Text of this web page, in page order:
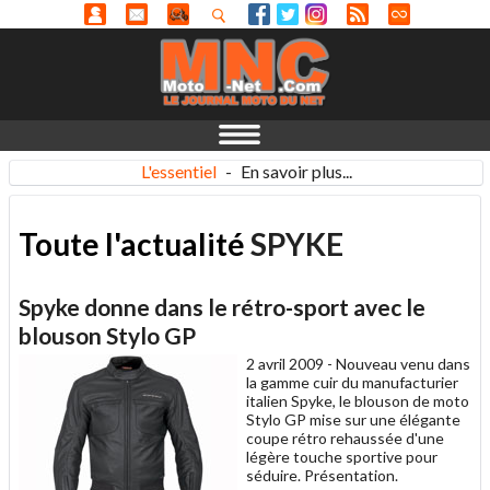
L'essentiel - En savoir plus...
Toute l'actualitéSPYKE
Spyke donne dans le rétro-sport avec le
blouson Stylo GP
2 avril 2009 - Nouveau venu dans
la gamme cuir du manufacturier
italien Spyke, le blouson de moto
Stylo GP mise sur une élégante
coupe rétro rehaussée d'une
légère touche sportive pour
séduire. Présentation.